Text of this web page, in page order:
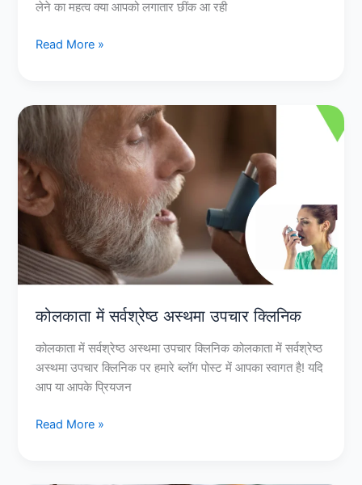
लेने का महत्व क्या आपको लगातार छींक आ रही
एलर्जी
Read More »
कोलकाता में सर्वश्रेष्ठ अस्थमा उपचार क्लिनिक
कोलकाता में सर्वश्रेष्ठ अस्थमा उपचार क्लिनिक कोलकाता में सर्वश्रेष्ठ
अस्थमा उपचार क्लिनिक पर हमारे ब्लॉग पोस्ट में आपका स्वागत है! यदि
आप या आपके प्रियजन
कोलकाता
सर्वश्रेष्ठ
अस्थमा
उपचार
क्लिनिक
Read More »